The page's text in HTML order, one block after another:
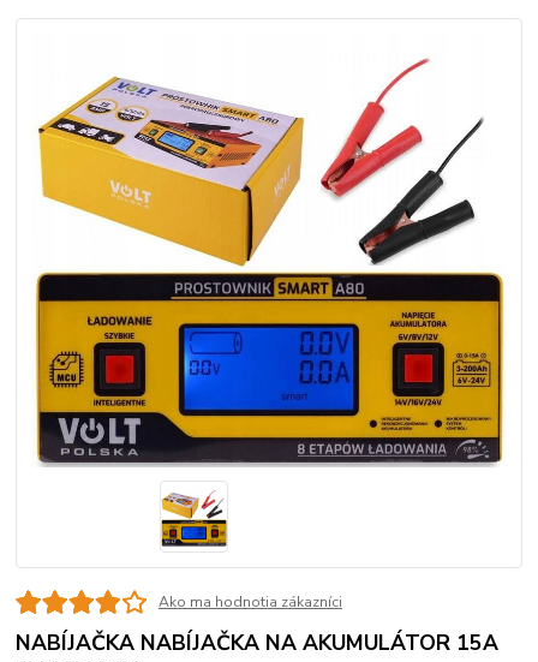
Ako ma hodnotia zákazníci
NABÍJAČKA NABÍJAČKA NA AKUMULÁTOR 15A